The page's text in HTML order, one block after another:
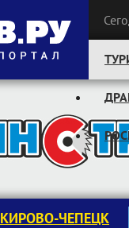
КИРОВО-ЧЕПЕЦК